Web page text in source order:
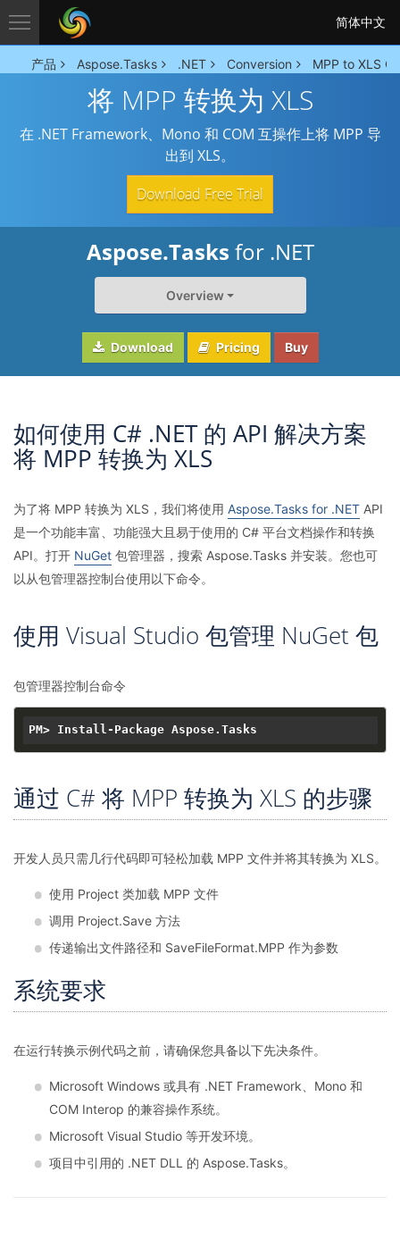
简体中文
产品 Aspose.Tasks .NET Conversion MPP to XLS
将 MPP 转换为 XLS
在 .NET Framework、Mono 和 COM 互操作上将 MPP 导
出到 XLS。
Download Free Trial
Aspose.Tasks for .NET
Overview
Download Pricing Buy
如何使用 C# .NET 的 API 解决方案
将 MPP 转换为 XLS
为了将 MPP 转换为 XLS，我们将使用 Aspose.Tasks for .NET API
是一个功能丰富、功能强大且易于使用的 C# 平台文档操作和转换
API。打开 NuGet 包管理器，搜索 Aspose.Tasks 并安装。您也可
以从包管理器控制台使用以下命令。
使用 Visual Studio 包管理 NuGet 包
包管理器控制台命令
通过 C# 将 MPP 转换为 XLS 的步骤
开发人员只需几行代码即可轻松加载 MPP 文件并将其转换为 XLS。
使用 Project 类加载 MPP 文件
调用 Project.Save 方法
传递输出文件路径和 SaveFileFormat.MPP 作为参数
系统要求
在运行转换示例代码之前，请确保您具备以下先决条件。
Microsoft Windows 或具有 .NET Framework、Mono 和
COM Interop 的兼容操作系统。
Microsoft Visual Studio 等开发环境。
项目中引用的 .NET DLL 的 Aspose.Tasks。